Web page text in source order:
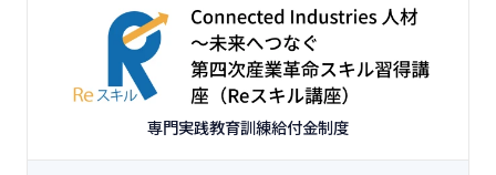
専門実践教育訓練給付金制度